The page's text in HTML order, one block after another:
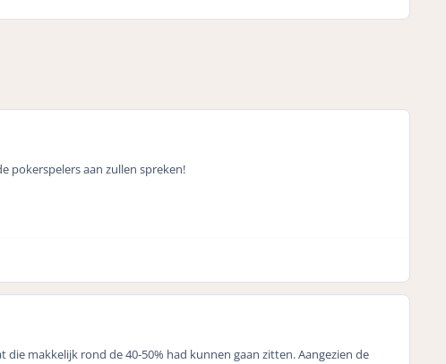
pokerspelers aan zullen spreken!
makkelijk rond de 40-50% had kunnen gaan zitten. Aangezien de